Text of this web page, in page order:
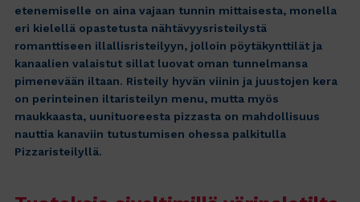
etenemiselle on aina vajaan tunnin mittaisesta, monella
eri kielellä opastetusta nähtävyysristeilystä
romanttiseen illallisristeilyyn, jolloin pöytäkynttilät ja
kanaalien valaistut sillat luovat oman tunnelmansa
pimenevään iltaan. Risteily hyvän viinin ja juustojen kera
on perinteinen iltaristeilyn menu, mutta myös
maukkaasta, uunituoreesta pizzasta on mahdollisuus
nauttia kanaviin tutustumisen ohessa palkitulla
Pizzaristeilyllä.